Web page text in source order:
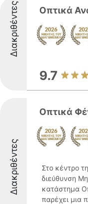
Διακριθέντες Οπτικά
9.7
Διακριθέντες
Οπτικά
Στο κέντρο
διεύθυνση
κατάστημα
παρέχει μια